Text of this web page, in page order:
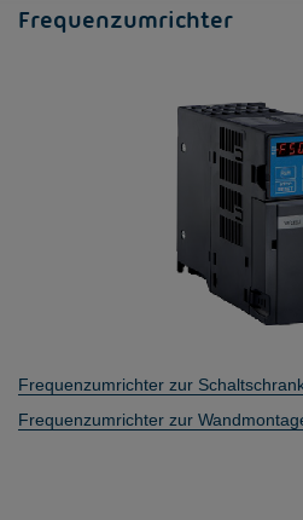
Frequenzumrichter
Frequenzumrichter zur
Frequenzumrichter zur